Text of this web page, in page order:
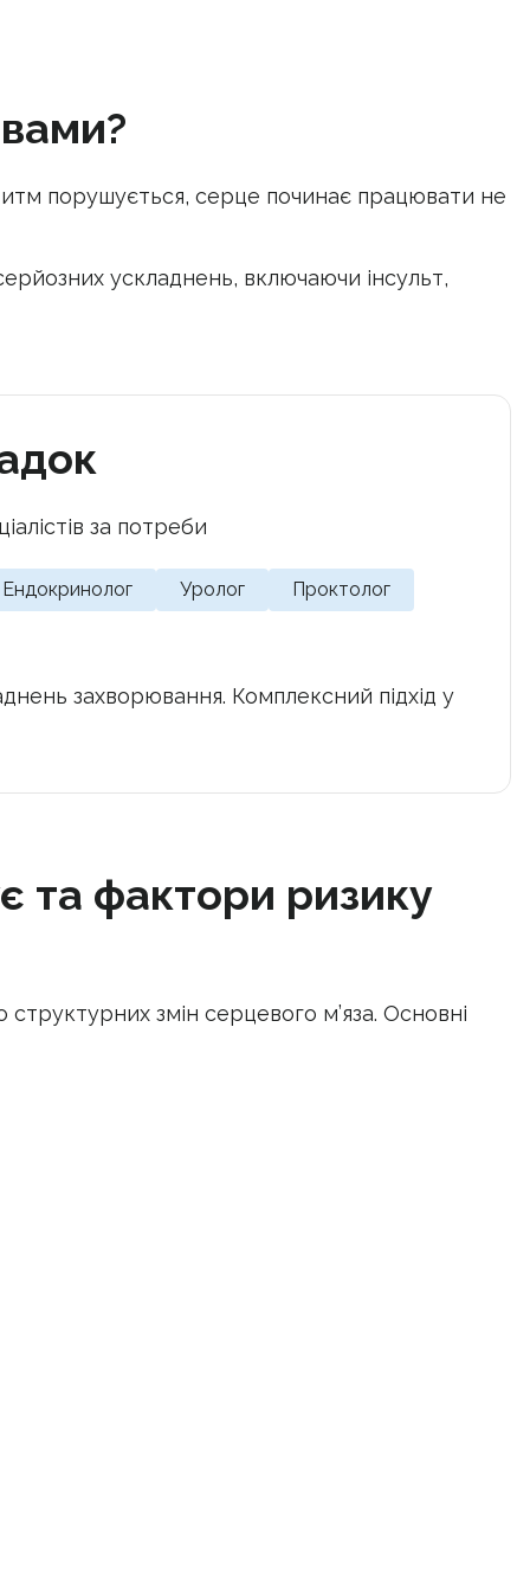
порушується, серце починає працювати не
ускладнень, включаючи інсульт,
за потреби
Ендокринолог Уролог Проктолог
захворювання. Комплексний підхід у
та фактори ризику
змін серцевого м’яза. Основні